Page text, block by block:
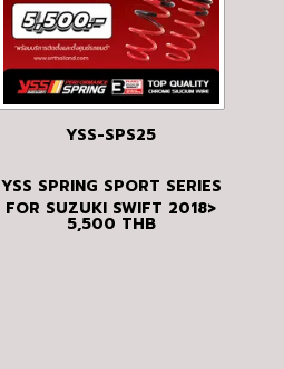
YSS-SPS25
YSS SPRING SPORT SERIES
FOR SUZUKI SWIFT 2018>
5,500 THB